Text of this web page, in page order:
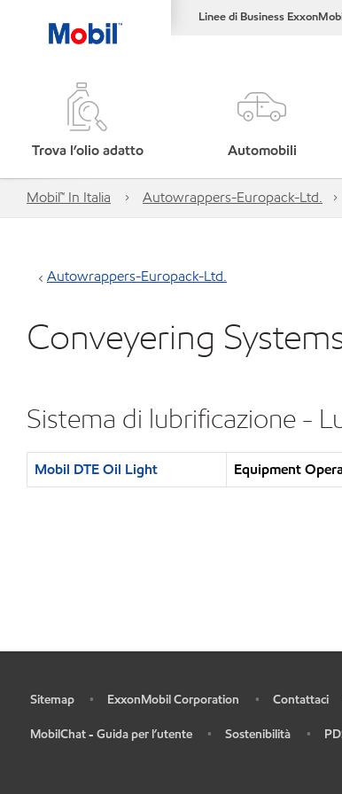
Linee di Business
Trova l’olio adatto Automobili
Mobil™ In Italia Autowrappers-Europack-Ltd.
Autowrappers-Europack-Ltd.
Conveyering
Sistema di lubrificazione -
Mobil DTE Oil Light Equipment
Sitemap • ExxonMobil Corporation • Contattaci
MobilChat - Guida per l’utente • Sostenibilità •